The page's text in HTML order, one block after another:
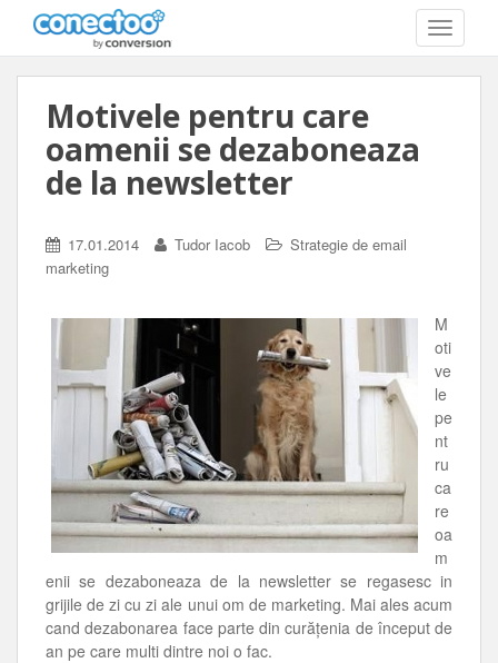
T
O
N
Motivele pentru care
oamenii se dezaboneaza
de la newsletter
17.01.2014 Tudor Iacob
Strategie de email
marketing
M
oti
ve
le
pe
nt
ru
ca
re
oa
m
enii se dezaboneaza de la newsletter se regasesc in
grijile de zi cu zi ale unui om de marketing. Mai ales acum
cand dezabonarea face parte din curățenia de început de
an pe care multi dintre noi o fac.